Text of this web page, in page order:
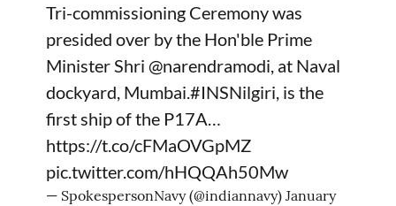
Tri-commissioning Ceremony was
presided over by the Hon'ble Prime
Minister Shri @narendramodi , at Naval
dockyard, Mumbai. #INSNilgiri , is the
first ship of the P17A…
https://t.co/cFMaOVGpMZ
pic.twitter.com/hHQQAh50Mw
— SpokespersonNavy (@indiannavy) January